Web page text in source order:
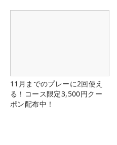
11月までのプレーに2回使え
る！コース限定3,500円クー
ポン配布中！